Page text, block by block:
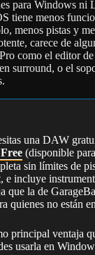
para Windows ni
tiene menos
menos pistas y
carece de
como el editor
surround, o el
una DAW
(disponible
sin límites de
incluye
que la de
quienes no están
principal ventaja
usarla en